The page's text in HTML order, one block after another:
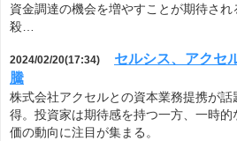
資金調達の機会を増やすことが期待さ
殺…
2024/02/20(17:34)
セルシス、アクセ
騰
株式会社アクセルとの資本業務提携が話
得。投資家は期待感を持つ一方、一時
価の動向に注目が集まる。